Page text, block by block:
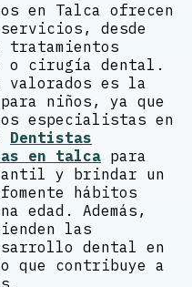
en Talca ofrecen
desde
tratamientos
o cirugía dental.
valorados es la
niños, ya que
especialistas en
Dentistas
en talca para
y brindar un
hábitos
edad. Además,
las
dental en
que contribuye a